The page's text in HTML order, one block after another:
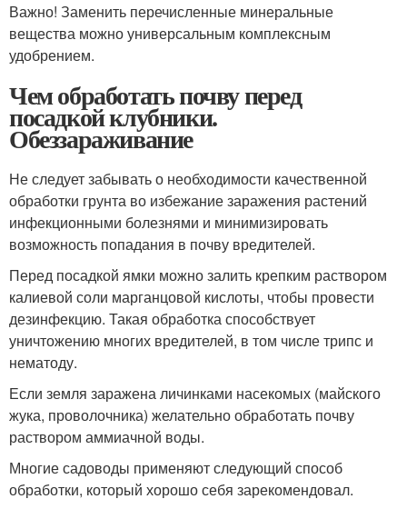
Важно! Заменить перечисленные минеральные
вещества можно универсальным комплексным
удобрением.
Чем обработать почву перед
посадкой клубники.
Обеззараживание
Не следует забывать о необходимости качественной
обработки грунта во избежание заражения растений
инфекционными болезнями и минимизировать
возможность попадания в почву вредителей.
Перед посадкой ямки можно залить крепким раствором
калиевой соли марганцовой кислоты, чтобы провести
дезинфекцию. Такая обработка способствует
уничтожению многих вредителей, в том числе трипс и
нематоду.
Если земля заражена личинками насекомых (майского
жука, проволочника) желательно обработать почву
раствором аммиачной воды.
Многие садоводы применяют следующий способ
обработки, который хорошо себя зарекомендовал.